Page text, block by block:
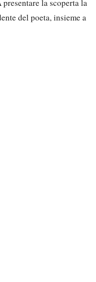
la scoperta la
del poeta, insieme a